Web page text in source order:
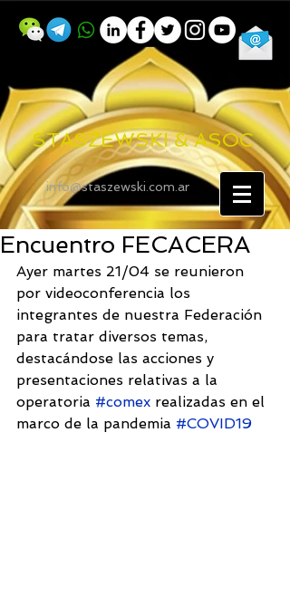
STASZEWSKI & ASOC
info@staszewski.com.ar
Encuentro FECACERA
Ayer martes 21/04 se reunieron
por videoconferencia los
integrantes de nuestra Federación
para tratar diversos temas,
destacándose las acciones y
presentaciones relativas a la
operatoria #comex realizadas en el
marco de la pandemia #COVID19